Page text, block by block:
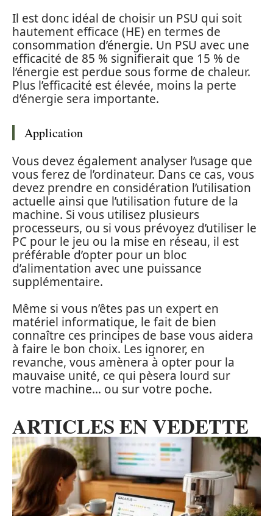
Il est donc idéal de choisir un PSU qui soit
hautement efficace (HE) en termes de
consommation d’énergie. Un PSU avec une
efficacité de 85 % signifierait que 15 % de
l’énergie est perdue sous forme de chaleur.
Plus l’efficacité est élevée, moins la perte
d’énergie sera importante.
Application
Vous devez également analyser l’usage que
vous ferez de l’ordinateur. Dans ce cas, vous
devez prendre en considération l’utilisation
actuelle ainsi que l’utilisation future de la
machine. Si vous utilisez plusieurs
processeurs, ou si vous prévoyez d’utiliser le
PC pour le jeu ou la mise en réseau, il est
préférable d’opter pour un bloc
d’alimentation avec une puissance
supplémentaire.
Même si vous n’êtes pas un expert en
matériel informatique, le fait de bien
connaître ces principes de base vous aidera
à faire le bon choix. Les ignorer, en
revanche, vous amènera à opter pour la
mauvaise unité, ce qui pèsera lourd sur
votre machine… ou sur votre poche.
ARTICLES EN VEDETTE